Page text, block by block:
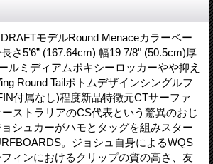
モデルRound Menaceカラーベー
さ5’6” (167.64cm) 幅19 7/8" (50.5cm)厚
ルミディアムボキシーロッカーやや抑え
Round Tailボトムデザインシングルフ
付属なし)程度新品特徴元CTサーファ
ストラリアのCS代表という驚異のおじ
シュカーがハモとタッグを組みスター
。ジョシュ自身によるWQS
ィンにおけるクリップの質の高さ、友